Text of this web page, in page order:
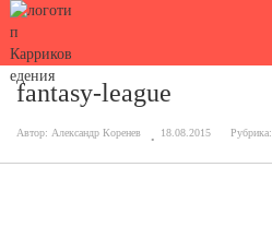
fantasy-league
Автор: Александр Коренев 18.08.2015 Рубрика: